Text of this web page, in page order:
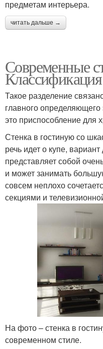
предметам интерьера.
читать дальше →
Современные
Такое разделение
главного
это приспособление для
Стенка в гостиную со
речь идет о купе,
представляет собой
и может занимать
совсем неплохо
секциями и
На фото – стенка в
современном стиле.